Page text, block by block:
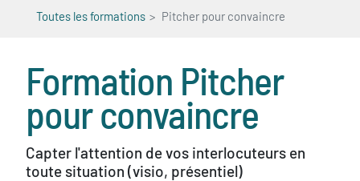
Toutes les formations Pitcher pour convaincre
Formation Pitcher
pour convaincre
Capter l'attention de vos interlocuteurs en
toute situation (visio, présentiel)